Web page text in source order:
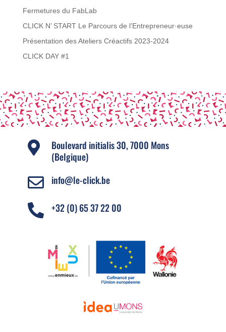
Fermetures du FabLab
CLICK N’ START Le Parcours de l’Entrepreneur·euse
Présentation des Ateliers Créactifs 2023-2024
CLICK DAY #1

Boulevard initialis 30, 7000 Mons
(Belgique)
 info@le-click.be
 +32 (0) 65 37 22 00